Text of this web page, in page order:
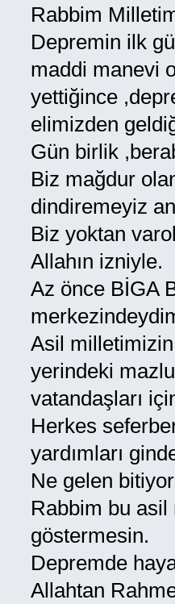
Rabbim
Depremin ilk
maddi manevi
yettiğince
elimizden
Gün birlik
Biz mağdur
dindiremeyiz
Biz yoktan
Allahın izniyle.
Az önce BİGA
Asil
yerindeki
vatandaşları
Herkes
yardımları
Ne gelen
Rabbim bu asil
göstermesin.
Depremde
Allahtan